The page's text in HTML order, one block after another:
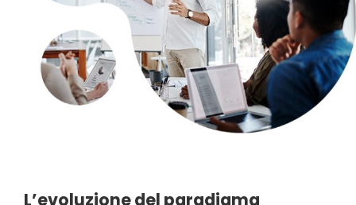
L’evoluzione del paradigma